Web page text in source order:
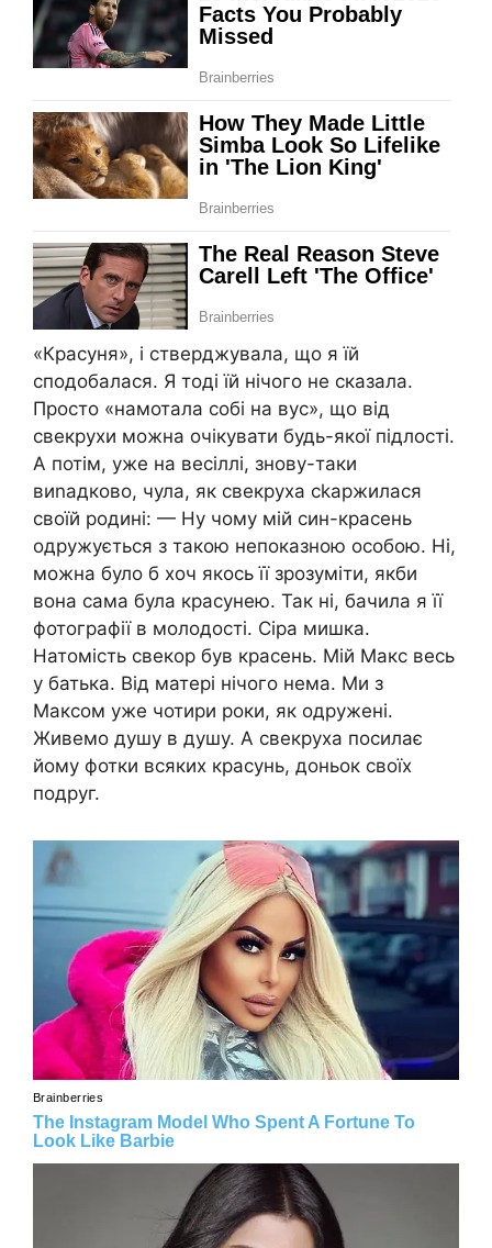
«Красуня», і стверджувала, що я їй
сподобалася. Я тоді їй нічого не сказала.
Просто «намотала собі на вус», що від
свекрухи можна очікувати будь-якої підлості.
А потім, уже на весіллі, знову-таки
виnадково, чула, як свекруха сkаржилася
своїй родині: — Ну чому мій син-красень
одружується з такою непоказною особою. Ні,
можна було б хоч якось її зрозуміти, якби
вона сама була красунею. Так ні, бачила я її
фотографії в молодості. Сіра мишка.
Натомість свекор був красень. Мій Макс весь
у батька. Від матері нічого нема. Ми з
Максом уже чотири роки, як одружені.
Живемо душу в душу. А свекруха посилає
йому фотки всяких красунь, доньок своїх
подруг.